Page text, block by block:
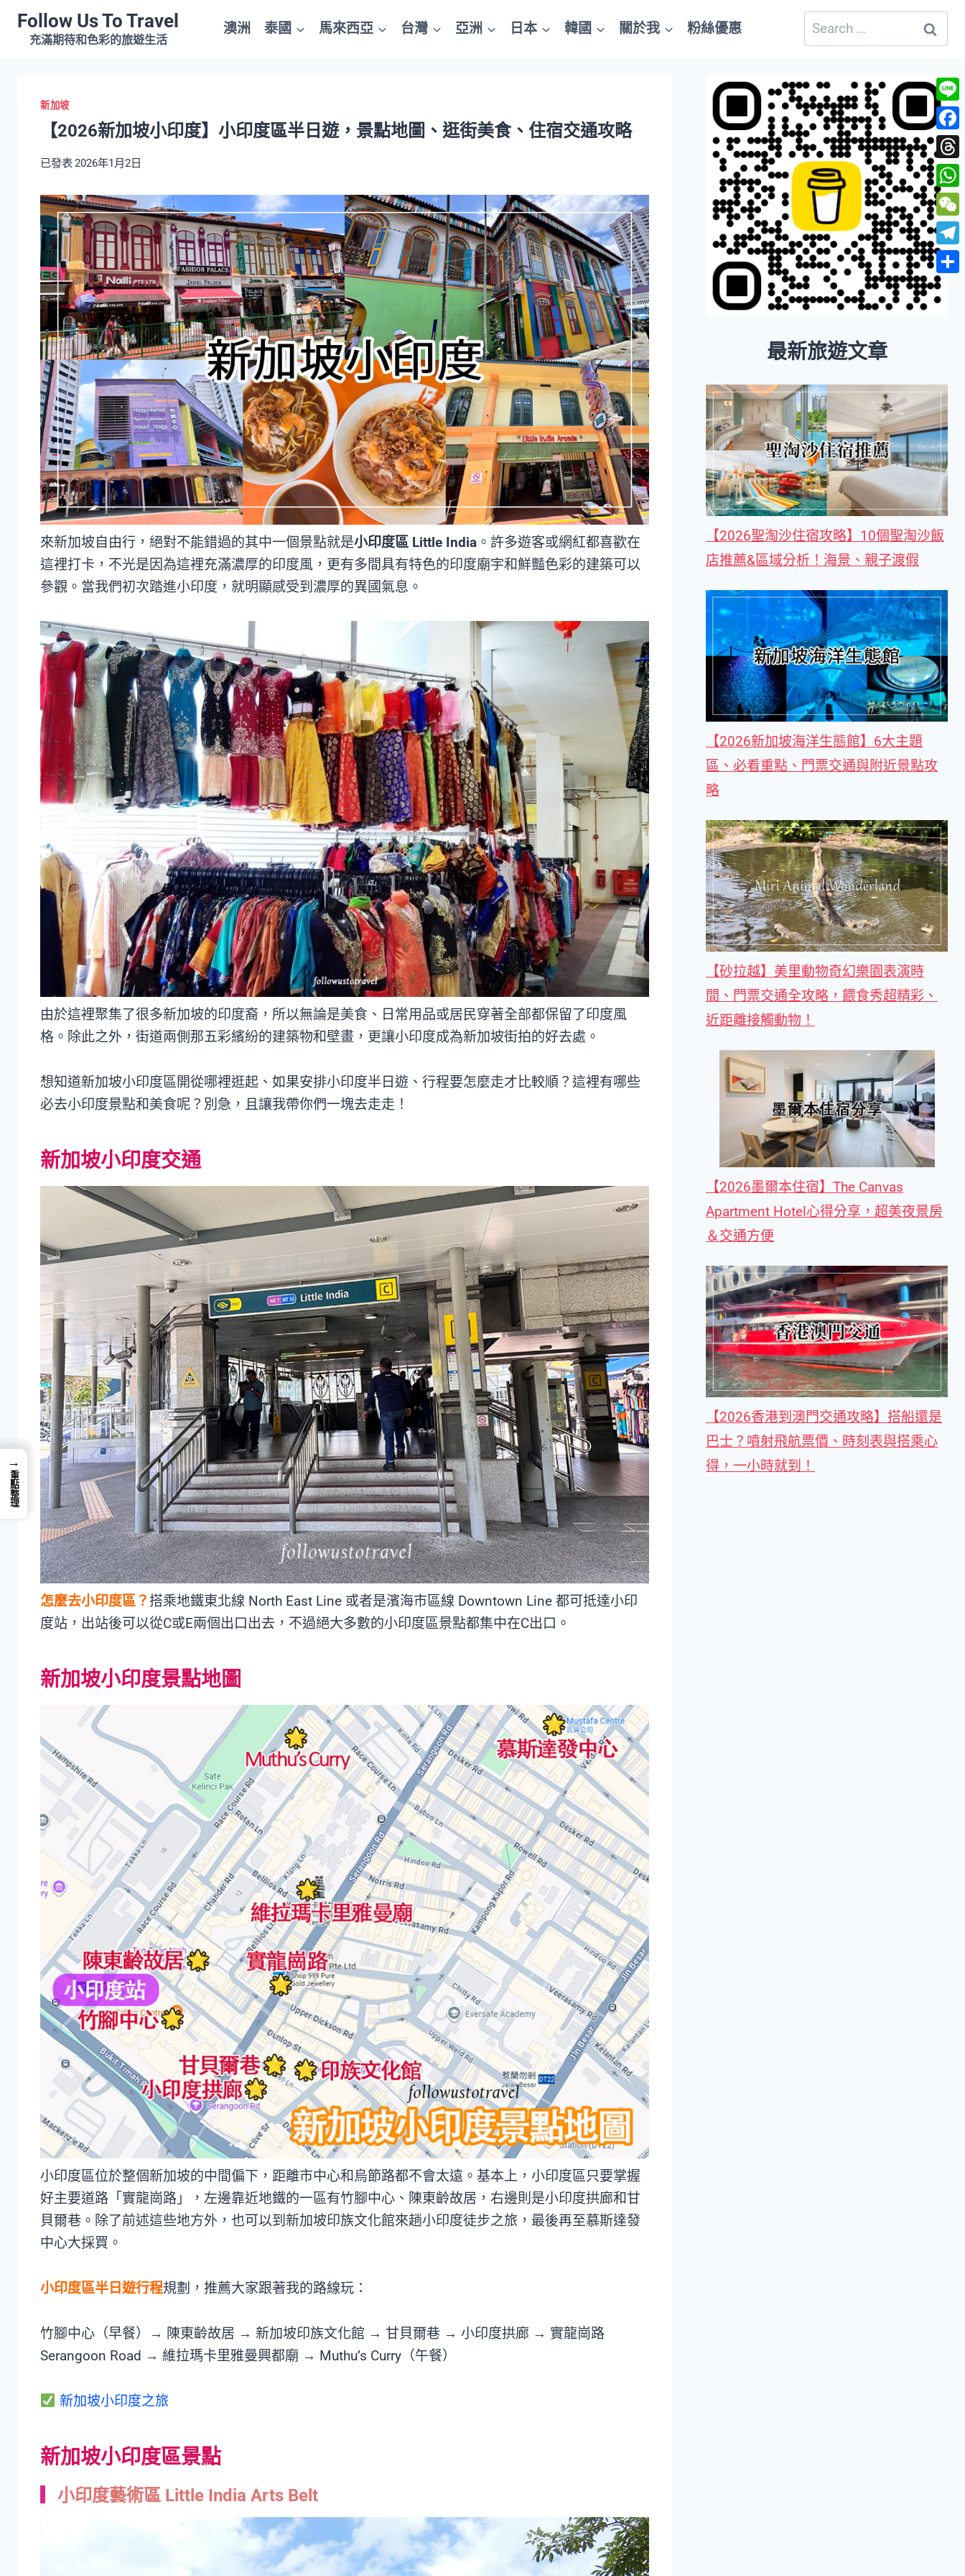
SkipFollow Us To Travel
充滿期待和色彩的旅遊生活
澳洲 泰國 馬來西亞 台灣 亞洲 日本 韓國 關於我 粉絲優惠
Search
for:
新加坡
【2026新加坡小印度】小印度區半日遊，景點地圖、逛街美食、住宿交通攻略
已發表2026年1月2日
來新加坡自由行，絕對不能錯過的其中一個景點就是小印度區 Little India 。許多遊客或網紅都喜歡在
這裡打卡，不光是因為這裡充滿濃厚的印度風，更有多間具有特色的印度廟宇和鮮豔色彩的建築可以
參觀。當我們初次踏進小印度，就明顯感受到濃厚的異國氣息。
由於這裡聚集了很多新加坡的印度裔，所以無論是美食、日常用品或居民穿著全部都保留了印度風
格。除此之外，街道兩側那五彩繽紛的建築物和壁畫，更讓小印度成為新加坡街拍的好去處。
想知道新加坡小印度區開從哪裡逛起、如果安排小印度半日遊、行程要怎麼走才比較順？這裡有哪些
必去小印度景點和美食呢？別急，且讓我帶你們一塊去走走！
新加坡小印度交通
怎麼去小印度區？ 搭乘地鐵東北線 North East Line 或者是濱海市區線 Downtown Line 都可抵達小印
度站，出站後可以從C或E兩個出口出去，不過絕大多數的小印度區景點都集中在C出口。
新加坡小印度景點地圖
小印度區位於整個新加坡的中間偏下，距離市中心和烏節路都不會太遠。基本上，小印度區只要掌握
好主要道路「實龍崗路」，左邊靠近地鐵的一區有竹腳中心、陳東齡故居，右邊則是小印度拱廊和甘
貝爾巷。除了前述這些地方外，也可以到新加坡印族文化館來趟小印度徒步之旅，最後再至慕斯達發
中心大採買。
小印度區半日遊行程規劃，推薦大家跟著我的路線玩：
竹腳中心（早餐）→ 陳東齡故居 → 新加坡印族文化館 → 甘貝爾巷 → 小印度拱廊 → 實龍崗路
Serangoon Road → 維拉瑪卡里雅曼興都廟 → Muthu’s Curry（午餐）
新加坡小印度之旅
新加坡小印度區景點
小印度藝術區 Little India Arts Belt
最新旅遊文章
【2026聖淘沙住宿攻略】10個聖淘沙飯
店推薦&區域分析！海景、親子渡假
【2026新加坡海洋生態館】6大主題
區、必看重點、門票交通與附近景點攻
略
【砂拉越】美里動物奇幻樂園表演時
間、門票交通全攻略，餵食秀超精彩、
近距離接觸動物！
【2026墨爾本住宿】The Canvas
Apartment Hotel心得分享，超美夜景房
＆交通方便
【2026香港到澳門交通攻略】搭船還是
巴士？噴射飛航票價、時刻表與搭乘心
得，一小時就到！
Line
→
重點整理